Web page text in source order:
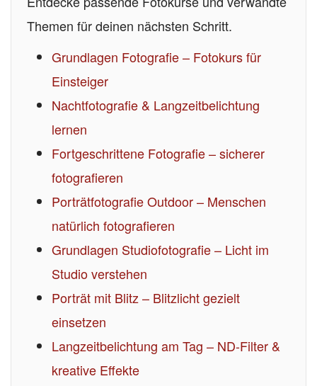
Themen für deinen nächsten Schritt.
Grundlagen Fotografie – Fotokurs für
Einsteiger
Nachtfotografie & Langzeitbelichtung
lernen
Fortgeschrittene Fotografie – sicherer
fotografieren
Porträtfotografie Outdoor – Menschen
natürlich fotografieren
Grundlagen Studiofotografie – Licht im
Studio verstehen
Porträt mit Blitz – Blitzlicht gezielt
einsetzen
Langzeitbelichtung am Tag – ND-Filter &
kreative Effekte